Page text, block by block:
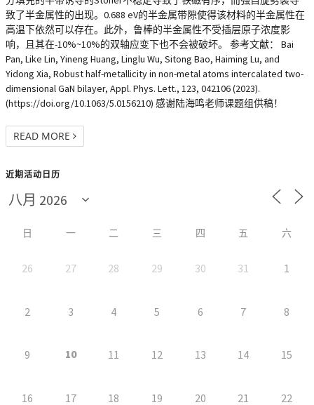
致了半金属性的出现。0.688 eV的半金属带隙使得该材料的半金属性在
高温下依然可以存在。此外，鲁棒的半金属性不受插层原子浓度影
响，且其在-10%~10%的双轴应变下也不会被破坏。 参考文献： Bai
Pan, Like Lin, Yineng Huang, Linglu Wu, Sitong Bao, Haiming Lu, and
Yidong Xia, Robust half-metallicity in non-metal atoms intercalated two-
dimensional GaN bilayer, Appl. Phys. Lett., 123, 042106 (2023).
(https://doi.org/10.1063/5.0156210) 感谢陆海鸣老师课题组供稿！
READ MORE
近期活动日历
日 一 二 三 四 五 六
26 27 28 29 30 31 1
2 3 4 5 6 7 8
9 10 11 12 13 14 15
16 17 18 19 20 21 22